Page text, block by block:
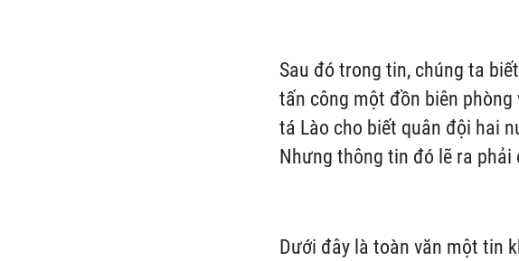
Sau đó trong tin, chúng ta
tấn công một đồn biên
tá Lào cho biết quân đội hai
Nhưng thông tin đó lẽ ra
Dưới đây là toàn văn một tin